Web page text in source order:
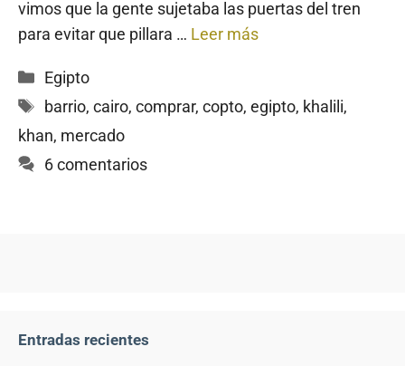
vimos que la gente sujetaba las puertas del tren
para evitar que pillara … Leer más
Categorías
Egipto
Etiquetas
barrio, cairo, comprar, copto, egipto, khalili,
khan, mercado
6 comentarios
Entradas recientes